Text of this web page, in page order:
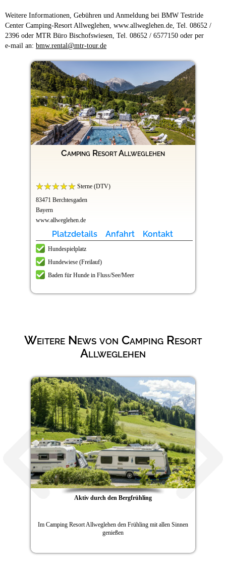
Weitere Informationen, Gebühren und Anmeldung bei BMW Testride
Center Camping-Resort Allweglehen, www.allweglehen.de, Tel. 08652 /
2396 oder MTR Büro Bischofswiesen, Tel. 08652 / 6577150 oder per
e-mail an: bmw.rental@mtr-tour.de
Camping Resort Allweglehen
Sterne (DTV)
83471 Berchtesgaden
Bayern
www.allweglehen.de
Platzdetails Anfahrt Kontakt
Hundespielplatz
Hundewiese (Freilauf)
Baden für Hunde in Fluss/See/Meer
Weitere News von Camping Resort
Allweglehen
Aktiv durch den Bergfrühling
Im Camping Resort Allweglehen den Frühling mit allen Sinnen
genießen